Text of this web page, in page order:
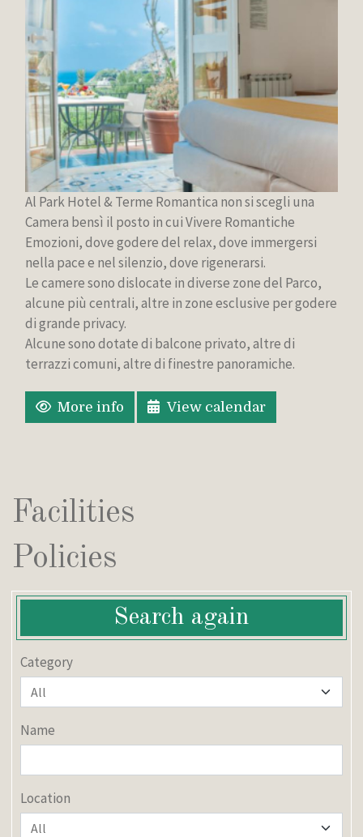
Al Park Hotel & Terme Romantica non si scegli una
Camera bensì il posto in cui Vivere Romantiche
Emozioni, dove godere del relax, dove immergersi
nella pace e nel silenzio, dove rigenerarsi.
Le camere sono dislocate in diverse zone del Parco,
alcune più centrali, altre in zone esclusive per godere
di grande privacy.
Alcune sono dotate di balcone privato, altre di
terrazzi comuni, altre di finestre panoramiche.
More info View calendar
Facilities
Policies
Search again
Category
Name
Location